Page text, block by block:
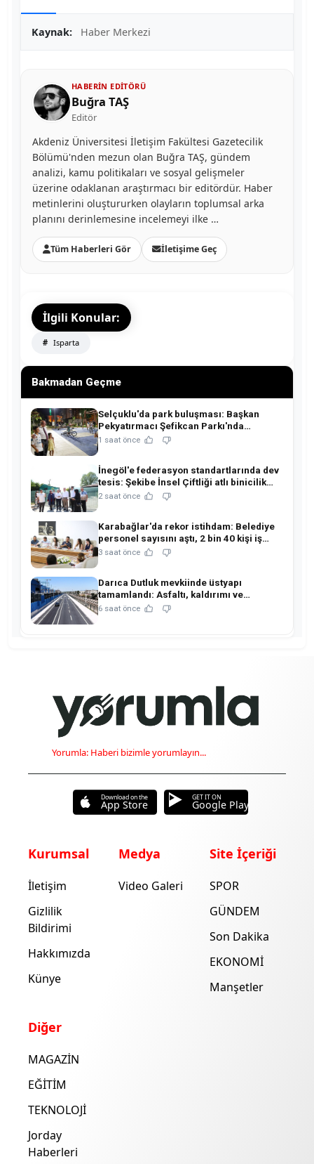
Kaynak: Haber Merkezi
HABERIN EDITÖRÜ
Buğra TAŞ
Editör
Akdeniz Üniversitesi İletişim Fakültesi Gazetecilik
Bölümü'nden mezun olan Buğra TAŞ, gündem
analizi, kamu politikaları ve sosyal gelişmeler
üzerine odaklanan araştırmacı bir editördür. Haber
metinlerini oluştururken olayların toplumsal arka
planını derinlemesine incelemeyi ilke …
Tüm Haberleri Gör İletişime Geç
İlgili Konular:
Isparta
Bakmadan Geçme
Selçuklu'da park buluşması: Başkan
Pekyatırmacı Şefikcan Parkı'nda
hemşehrileriyle buluştu!
1 saat önce
İnegöl'e federasyon standartlarında dev
tesis: Şekibe İnsel Çiftliği atlı binicilik
merkezine dönüşüyor!
2 saat önce
Karabağlar'da rekor istihdam: Belediye
personel sayısını aştı, 2 bin 40 kişi iş
sahibi oldu!
3 saat önce
Darıca Dutluk mevkiinde üstyapı
tamamlandı: Asfaltı, kaldırımı ve
aydınlatmasıyla yenilendi!
6 saat önce
Yorumla: Haberi bizimle yorumlayın...
Download on the
App Store
GET IT ON
Google Play
Kurumsal
İletişim
Gizlilik
Bildirimi
Hakkımızda
Künye
Medya
Video Galeri
Site İçeriği
SPOR
GÜNDEM
Son Dakika
EKONOMİ
Manşetler
Diğer
MAGAZİN
EĞİTİM
TEKNOLOJİ
Jorday
Haberleri